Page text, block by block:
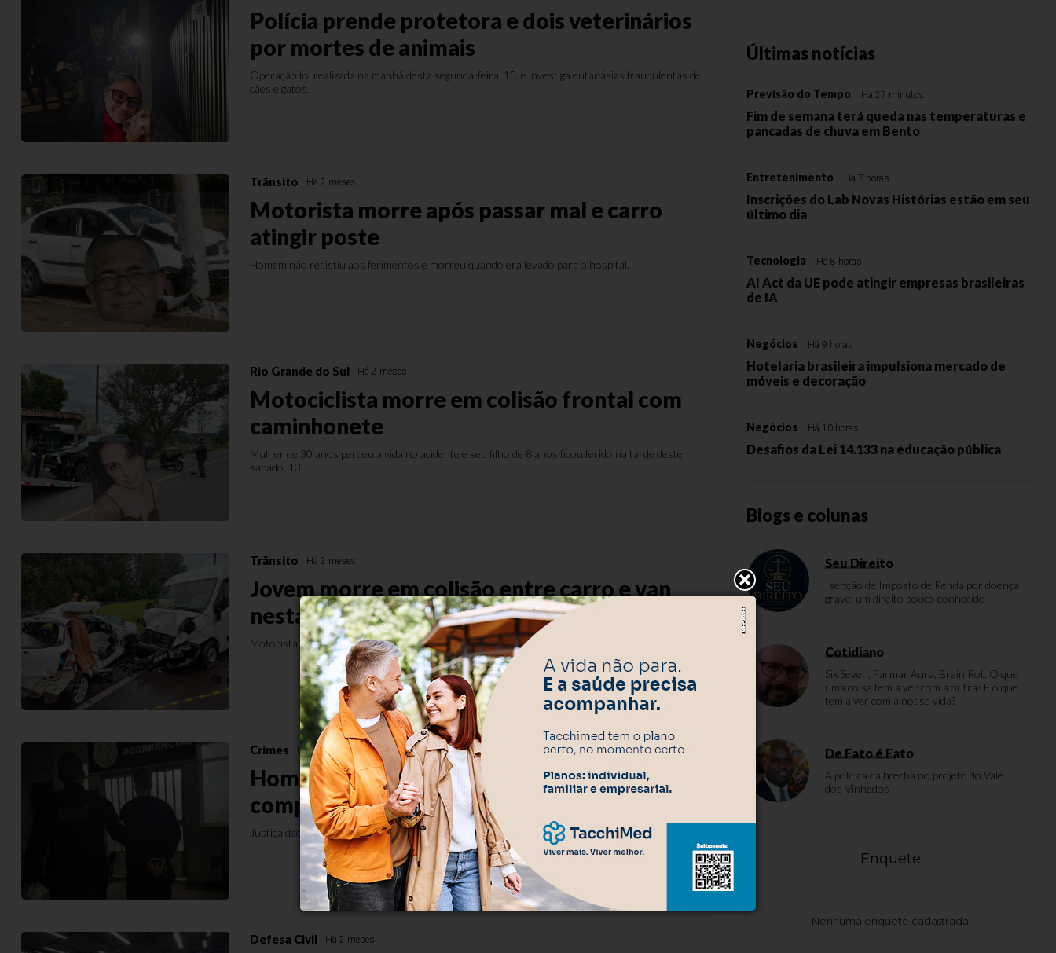
Polícia prende protetora e dois veterinários
por mortes de animais
Operação foi realizada na manhã desta segunda-feira, 15, e investiga eutanásias fraudulentas de
cães e gatos.
Trânsito Há 2 meses
Motorista morre após passar mal e carro
atingir poste
Homem não resistiu aos ferimentos e morreu quando era levado para o hospital.
Rio Grande do Sul Há 2 meses
Motociclista morre em colisão frontal com
caminhonete
Mulher de 30 anos perdeu a vida no acidente e seu filho de 8 anos ficou ferido na tarde deste
sábado, 13.
Trânsito Há 2 meses
Jovem morre em colisão entre carro e van
nesta sexta-feira
Motorista de 26 anos morreu em um acidente na ERS-122, em São Sebastião do Caí.
Crimes Há 2 meses
Homem é preso após jogar querosene na
companheira
Justiça decretou prisão preventiva de suspeito de violência doméstica ocorrida na quarta-feira, 10
Defesa Civil Há 2 meses
Últimas notícias
Previsão do Tempo Há 27 minutos
Fim de semana terá queda nas temperaturas e
pancadas de chuva em Bento
Entretenimento Há 7 horas
Inscrições do Lab Novas Histórias estão em seu
último dia
Tecnologia Há 8 horas
AI Act da UE pode atingir empresas brasileiras
de IA
Negócios Há 9 horas
Hotelaria brasileira impulsiona mercado de
móveis e decoração
Negócios Há 10 horas
Desafios da Lei 14.133 na educação pública
Blogs e colunas
Seu Direito
Isenção de Imposto de Renda por doença
grave: um direito pouco conhecido
Cotidiano
Six Seven, Farmar Aura, Brain Rot. O que
uma coisa tem a ver com a outra? E o que
tem a ver com a nossa vida?
De Fato é Fato
A política da brecha no projeto do Vale
dos Vinhedos
Enquete
Nenhuma enquete cadastrada